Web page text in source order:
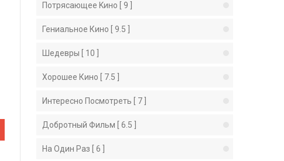
Потрясающее Kино [ 9 ]
Гениальное Кино [ 9.5 ]
Шедевры [ 10 ]
Хорошее Кино [ 7.5 ]
Интересно Посмотреть [ 7 ]
Добротный Фильм [ 6.5 ]
На Один Раз [ 6 ]